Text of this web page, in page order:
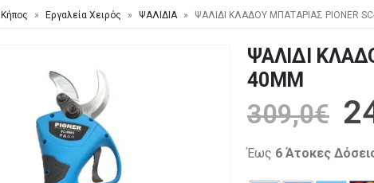
Κήπος » Εργαλεία Χειρός » ΨΑΛΙΔΙΑ » ΨΑΛΙΔΙ ΚΛΑΔΟΥ ΜΠΑΤΑΡΙΑΣ PIONER
ΨΑΛΙΔΙ
40MM
309,0€
Έως 6 Άτοκες